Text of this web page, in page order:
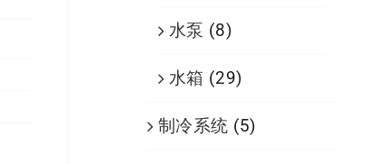
水泵 (8)
水箱 (29)
制冷系统 (5)